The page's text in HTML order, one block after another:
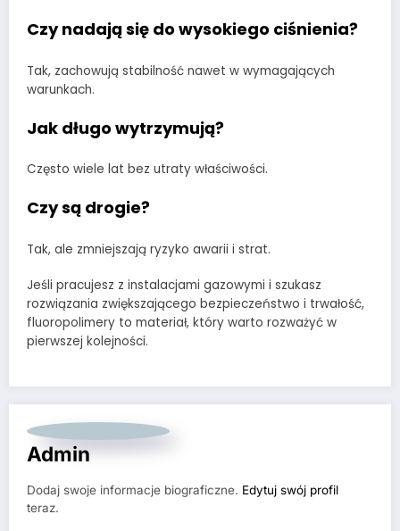
Czy nadają się do wysokiego ciśnienia?
Tak, zachowują stabilność nawet w wymagających
warunkach.
Jak długo wytrzymują?
Często wiele lat bez utraty właściwości.
Czy są drogie?
Tak, ale zmniejszają ryzyko awarii i strat.
Jeśli pracujesz z instalacjami gazowymi i szukasz
rozwiązania zwiększającego bezpieczeństwo i trwałość,
fluoropolimery to materiał, który warto rozważyć w
pierwszej kolejności.
Admin
Dodaj swoje informacje biograficzne. Edytuj swój profil
teraz.